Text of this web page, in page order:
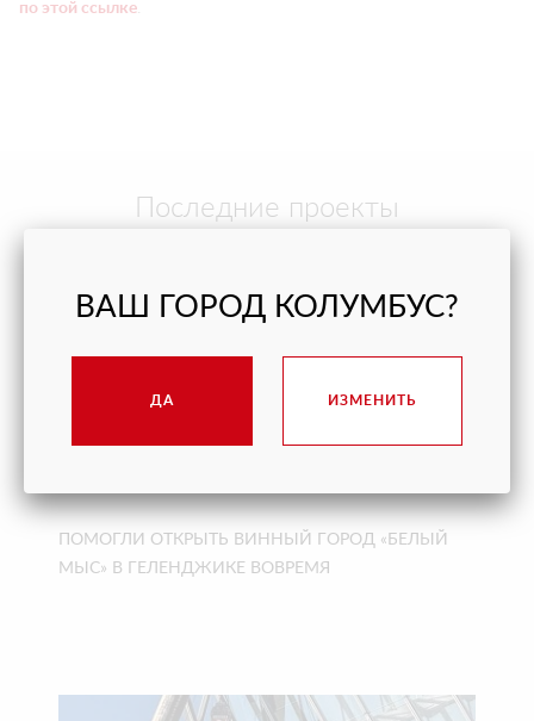
по этой ссылке.
Последние проекты
ПОМОГЛИ ОТКРЫТЬ ВИННЫЙ ГОРОД «БЕЛЫЙ
МЫС» В ГЕЛЕНДЖИКЕ ВОВРЕМЯ
ВАШ ГОРОД КОЛУМБУС?
ДА ИЗМЕНИТЬ